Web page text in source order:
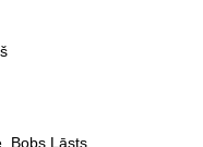
Bobs Lāsts